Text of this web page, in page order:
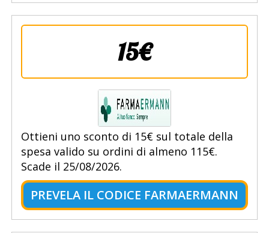
15€
Ottieni uno sconto di 15€ sul totale della
spesa valido su ordini di almeno 115€.
Scade il 25/08/2026.
PREVELA IL CODICE FARMAERMANN